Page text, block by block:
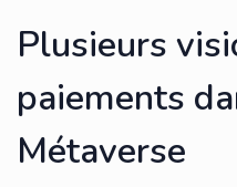
Plusieurs
paiements
Métaverse